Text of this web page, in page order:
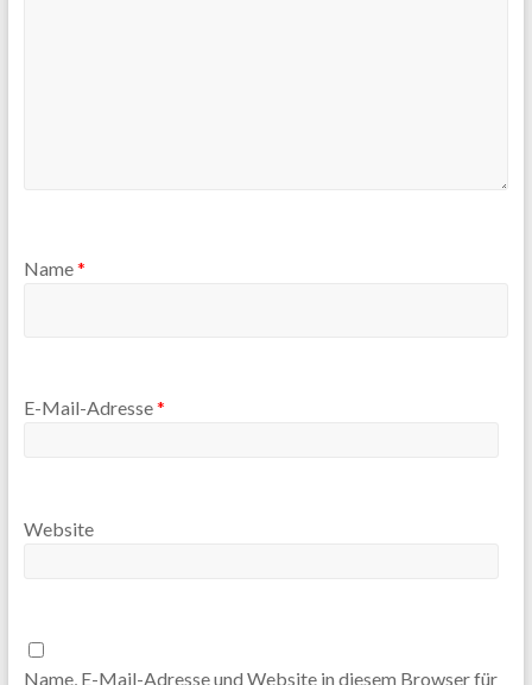
Name*
E-Mail-Adresse*
Website
Name, E-Mail-Adresse und Website in diesem Browser für